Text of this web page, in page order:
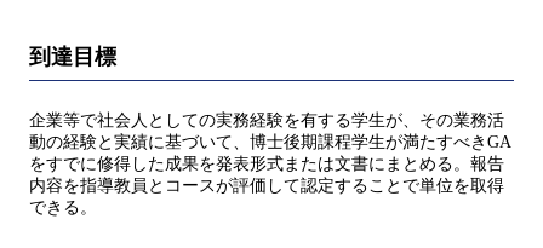
到達目標
企業等で社会人としての実務経験を有する学生が、その業務活
動の経験と実績に基づいて、博士後期課程学生が満たすべきGA
をすでに修得した成果を発表形式または文書にまとめる。報告
内容を指導教員とコースが評価して認定することで単位を取得
できる。